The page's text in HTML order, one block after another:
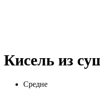
Кисель из
Средне